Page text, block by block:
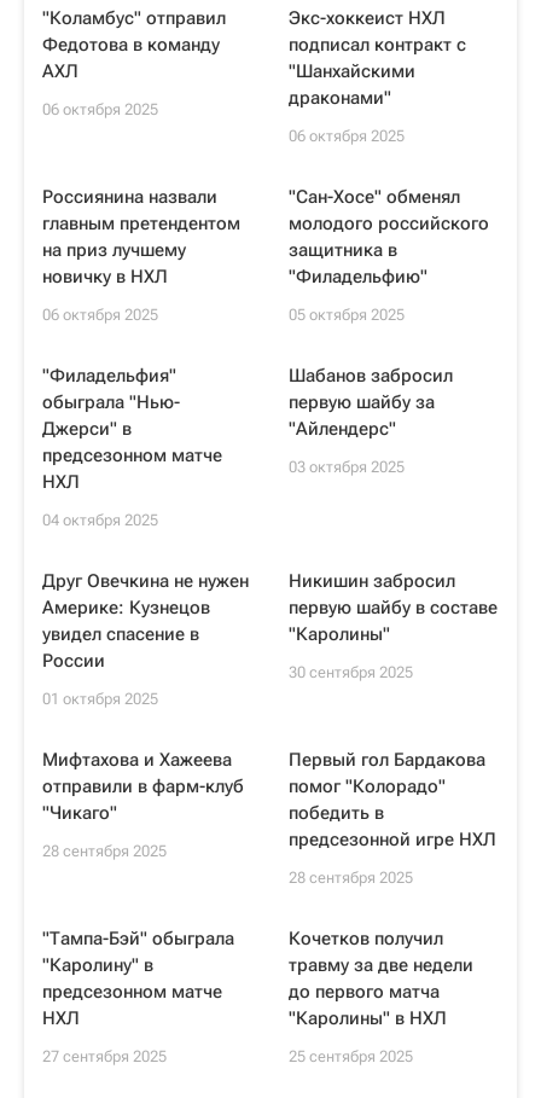
"Коламбус" отправил
Федотова в команду
АХЛ
06 октября 2025
Экс-хоккеист НХЛ
подписал контракт с
"Шанхайскими
драконами"
06 октября 2025
Россиянина назвали
главным претендентом
на приз лучшему
новичку в НХЛ
06 октября 2025
"Сан-Хосе" обменял
молодого российского
защитника в
"Филадельфию"
05 октября 2025
"Филадельфия"
обыграла "Нью-
Джерси" в
предсезонном матче
НХЛ
04 октября 2025
Шабанов забросил
первую шайбу за
"Айлендерс"
03 октября 2025
Друг Овечкина не нужен
Америке: Кузнецов
увидел спасение в
России
01 октября 2025
Никишин забросил
первую шайбу в составе
"Каролины"
30 сентября 2025
Мифтахова и Хажеева
отправили в фарм-клуб
"Чикаго"
28 сентября 2025
Первый гол Бардакова
помог "Колорадо"
победить в
предсезонной игре НХЛ
28 сентября 2025
"Тампа-Бэй" обыграла
"Каролину" в
предсезонном матче
НХЛ
27 сентября 2025
Кочетков получил
травму за две недели
до первого матча
"Каролины" в НХЛ
25 сентября 2025